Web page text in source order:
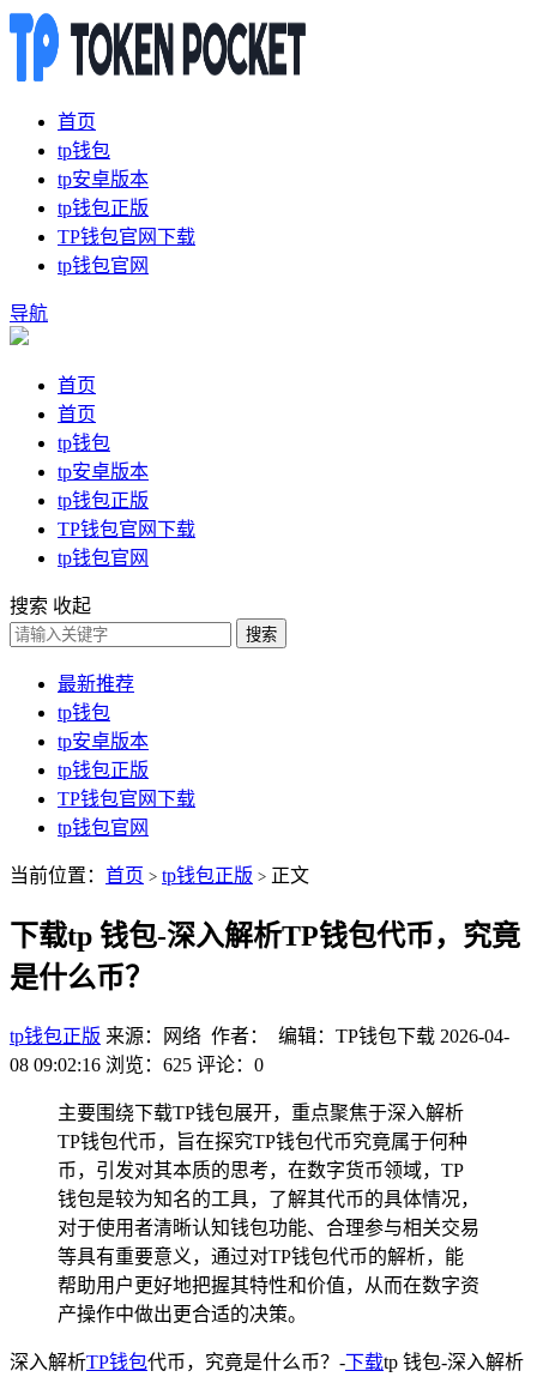
首页
tp钱包
tp安卓版本
tp钱包正版
TP钱包官网下载
tp钱包官网
导航
首页
首页
tp钱包
tp安卓版本
tp钱包正版
TP钱包官网下载
tp钱包官网
搜索 收起
搜索
最新推荐
tp钱包
tp安卓版本
tp钱包正版
TP钱包官网下载
tp钱包官网
当前位置： 首页 > tp钱包正版 > 正文
下载tp 钱包-深入解析TP钱包代币，究竟
是什么币？
tp钱包正版 来源：网络 作者： 编辑：TP钱包下载 2026-04-
08 09:02:16 浏览：625 评论：0
主要围绕下载TP钱包展开，重点聚焦于深入解析
TP钱包代币，旨在探究TP钱包代币究竟属于何种
币，引发对其本质的思考，在数字货币领域，TP
钱包是较为知名的工具，了解其代币的具体情况，
对于使用者清晰认知钱包功能、合理参与相关交易
等具有重要意义，通过对TP钱包代币的解析，能
帮助用户更好地把握其特性和价值，从而在数字资
产操作中做出更合适的决策。
深入解析TP钱包代币，究竟是什么币？-下载tp 钱包-深入解析